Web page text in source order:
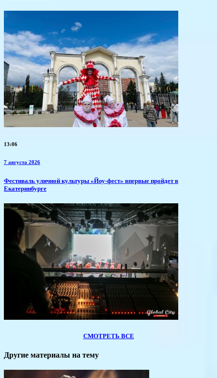
13:06
7 августа 2026
​Фестиваль уличной культуры «Йоу-фест» впервые пройдет в
Екатеринбурге
СМОТРЕТЬ ВСЕ
Другие материалы на тему